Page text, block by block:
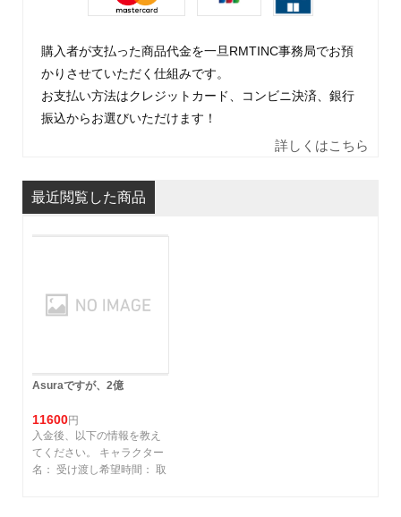
購入者が支払った商品代金を一旦RMTINC事務局でお預
かりさせていただく仕組みです。
お支払い方法はクレジットカード、コンビニ決済、銀行
振込からお選びいただけます！
詳しくはこちら
最近閲覧した商品
Asuraですが、2億
11600円
入金後、以下の情報を教え
てください。 キャラクター
名： 受け渡し希望時間： 取